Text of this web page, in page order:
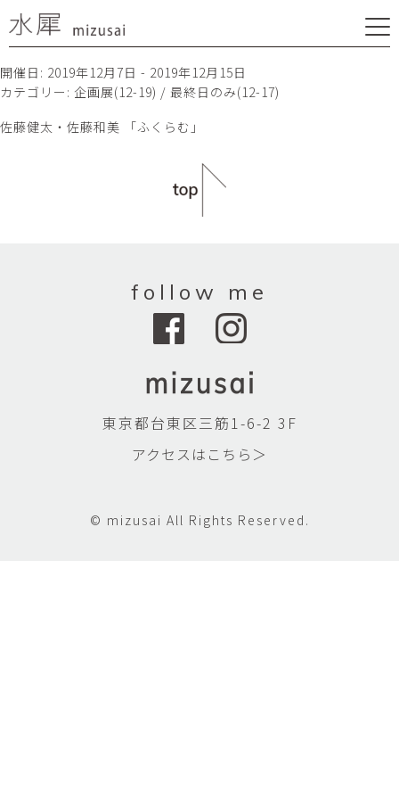
開催日: 2019年12月7日 - 2019年12月15日
カテゴリー: 企画展(12-19) / 最終日のみ(12-17)
佐藤健太・佐藤和美 「ふくらむ」
follow me
東京都台東区三筋1-6-2 3F
アクセスはこちら＞
© mizusai All Rights Reserved.